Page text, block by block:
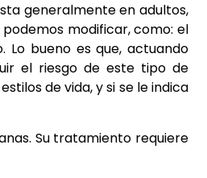
generalmente en adultos,
modificar, como: el
Lo bueno es que, actuando
el riesgo de este tipo de
de vida, y si se le indica
Su tratamiento requiere